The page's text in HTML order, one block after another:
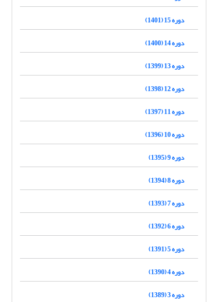
دوره 15 (1401)
دوره 14 (1400)
دوره 13 (1399)
دوره 12 (1398)
دوره 11 (1397)
دوره 10 (1396)
دوره 9 (1395)
دوره 8 (1394)
دوره 7 (1393)
دوره 6 (1392)
دوره 5 (1391)
دوره 4 (1390)
دوره 3 (1389)